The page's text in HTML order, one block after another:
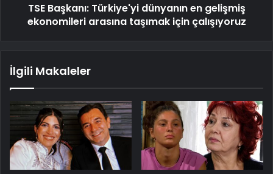
TSE Başkanı: Türkiye'yi dünyanın en gelişmiş
ekonomileri arasına taşımak için çalışıyoruz
İlgili Makaleler